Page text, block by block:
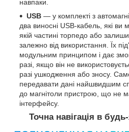
навпаки.
USB — у комплекті з
два виносні USB-кабель, які ви
якій частині торпедо або
залежно від використання. Їх
модульним принципом і дає
разі, якщо він не
разі ушкодження або зносу.
передавати дані найшвидшим
до магнітоли пристрою, що не
інтерфейсу.
Точна навігація в